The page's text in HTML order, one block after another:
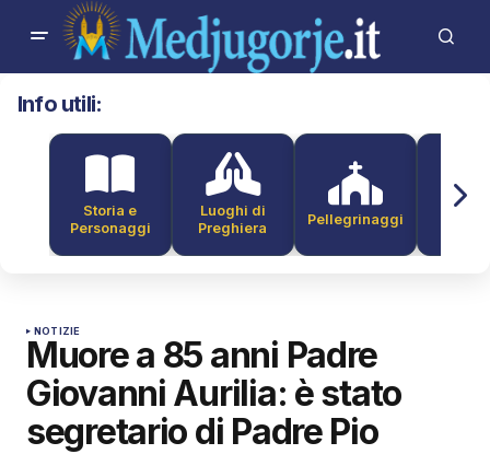
Info utili:
Storia e
Personaggi
Luoghi di
Preghiera
Pellegrinaggi
NOTIZIE
Muore a 85 anni Padre
Giovanni Aurilia: è stato
segretario di Padre Pio